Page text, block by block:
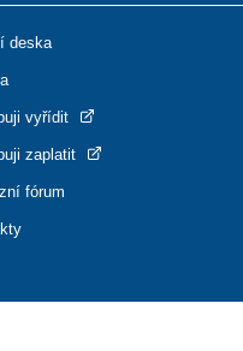
deska
vyřídit
zaplatit
fórum